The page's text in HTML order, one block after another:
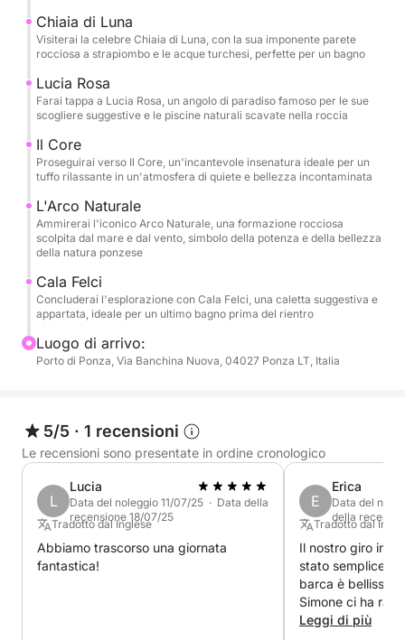
divertimento. Un equipaggio esperto ti guiderà in
questo viaggio, pronto a condividere storie e
indimenticabile e senza pensieri
Chiaia di Luna
Visiterai la celebre Chiaia di Luna, con la sua imponente parete
rocciosa a strapiombo e le acque turchesi, perfette per un bagno
Lucia Rosa
Farai tappa a Lucia Rosa, un angolo di paradiso famoso per le sue
scogliere suggestive e le piscine naturali scavate nella roccia
Il Core
Proseguirai verso Il Core, un'incantevole insenatura ideale per un
tuffo rilassante in un'atmosfera di quiete e bellezza incontaminata
L'Arco Naturale
Ammirerai l'iconico Arco Naturale, una formazione rocciosa
scolpita dal mare e dal vento, simbolo della potenza e della bellezza
della natura ponzese
Cala Felci
Concluderai l'esplorazione con Cala Felci, una caletta suggestiva e
appartata, ideale per un ultimo bagno prima del rientro
Luogo di arrivo:
Porto di Ponza, Via Banchina Nuova, 04027 Ponza LT, Italia
5/5 · 1 recensioni
Le recensioni sono presentate in ordine cronologico
L
Lucia
Data del noleggio 11/07/25 · Data della
recensione 18/07/25
Tradotto dal Inglese
Abbiamo trascorso una giornata
fantastica!
E
Erica
Data del
della
Tradotto dal
Il nostro giro in
stato
barca è
Simone ci ha
Ponza e ci ha
Leggi di più